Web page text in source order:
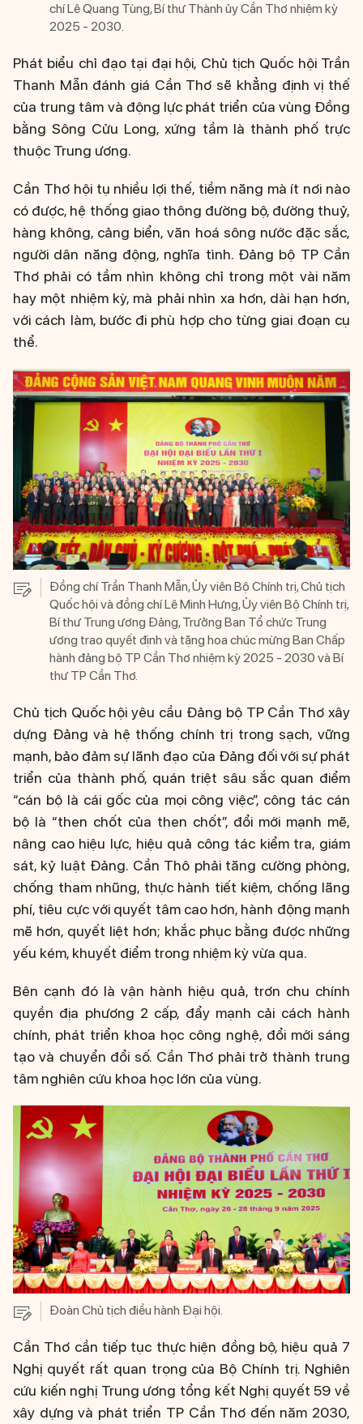
chí Lê Quang Tùng, Bí thư Thành ủy Cần Thơ nhiệm kỳ
2025 - 2030.
Phát biểu chỉ đạo tại đại hội, Chủ tịch Quốc hội Trần
Thanh Mẫn đánh giá Cần Thơ sẽ khẳng định vị thế
của trung tâm và động lực phát triển của vùng Đồng
bằng Sông Cửu Long, xứng tầm là thành phố trực
thuộc Trung ương.
Cần Thơ hội tụ nhiều lợi thế, tiềm năng mà ít nơi nào
có được, hệ thống giao thông đường bộ, đường thuỷ,
hàng không, cảng biển, văn hoá sông nước đặc sắc,
người dân năng động, nghĩa tình. Đảng bộ TP Cần
Thơ phải có tầm nhìn không chỉ trong một vài năm
hay một nhiệm kỳ, mà phải nhìn xa hơn, dài hạn hơn,
với cách làm, bước đi phù hợp cho từng giai đoạn cụ
thể.
Đồng chí Trần Thanh Mẫn, Ủy viên Bộ Chính trị, Chủ tịch
Quốc hội và đồng chí Lê Minh Hưng, Ủy viên Bộ Chính trị,
Bí thư Trung ương Đảng, Trưởng Ban Tổ chức Trung
ương trao quyết định và tặng hoa chúc mừng Ban Chấp
hành đảng bộ TP Cần Thơ nhiệm kỳ 2025 - 2030 và Bí
thư TP Cần Thơ.
Chủ tịch Quốc hội yêu cầu Đảng bộ TP Cần Thơ xây
dựng Đảng và hệ thống chính trị trong sạch, vững
mạnh, bảo đảm sự lãnh đạo của Đảng đối với sự phát
triển của thành phố, quán triệt sâu sắc quan điểm
“cán bộ là cái gốc của mọi công việc”, công tác cán
bộ là “then chốt của then chốt”, đổi mới mạnh mẽ,
nâng cao hiệu lực, hiệu quả công tác kiểm tra, giám
sát, kỷ luật Đảng. Cần Thô phải tăng cường phòng,
chống tham nhũng, thực hành tiết kiệm, chống lãng
phí, tiêu cực với quyết tâm cao hơn, hành động mạnh
mẽ hơn, quyết liệt hơn; khắc phục bằng được những
yếu kém, khuyết điểm trong nhiệm kỳ vừa qua.
Bên cạnh đó là vận hành hiệu quả, trơn chu chính
quyền địa phương 2 cấp, đẩy mạnh cải cách hành
chính, phát triển khoa học công nghệ, đổi mới sáng
tạo và chuyển đổi số. Cần Thơ phải trở thành trung
tâm nghiên cứu khoa học lớn của vùng.
Đoàn Chủ tịch điều hành Đại hội.
Cần Thơ cần tiếp tục thực hiện đồng bộ, hiệu quả 7
Nghị quyết rất quan trọng của Bộ Chính trị. Nghiên
cứu kiến nghị Trung ương tổng kết Nghị quyết 59 về
xây dựng và phát triển TP Cần Thơ đến năm 2030,